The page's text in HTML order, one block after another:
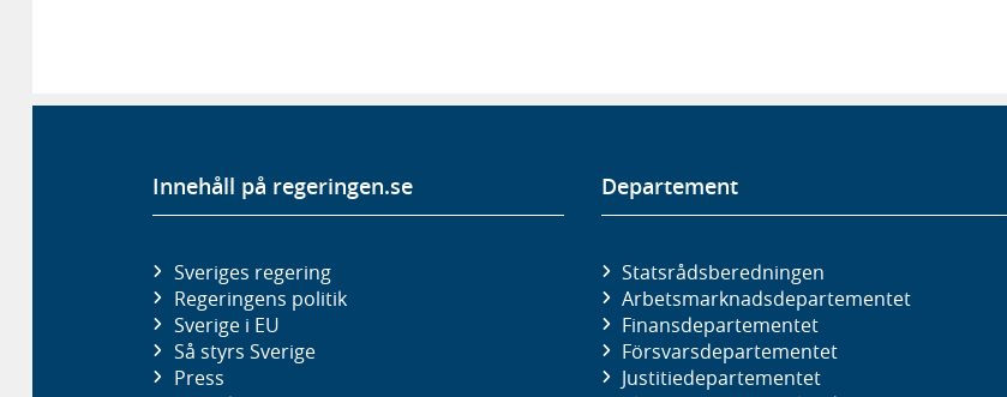
Innehåll på regeringen.se
Sveriges regering
Regeringens politik
Sverige i EU
Så styrs Sverige
Press
Departement
Statsrådsberedningen
Arbetsmarknads­departementet
Finans­departementet
Försvars­departementet
Justitie­departementet